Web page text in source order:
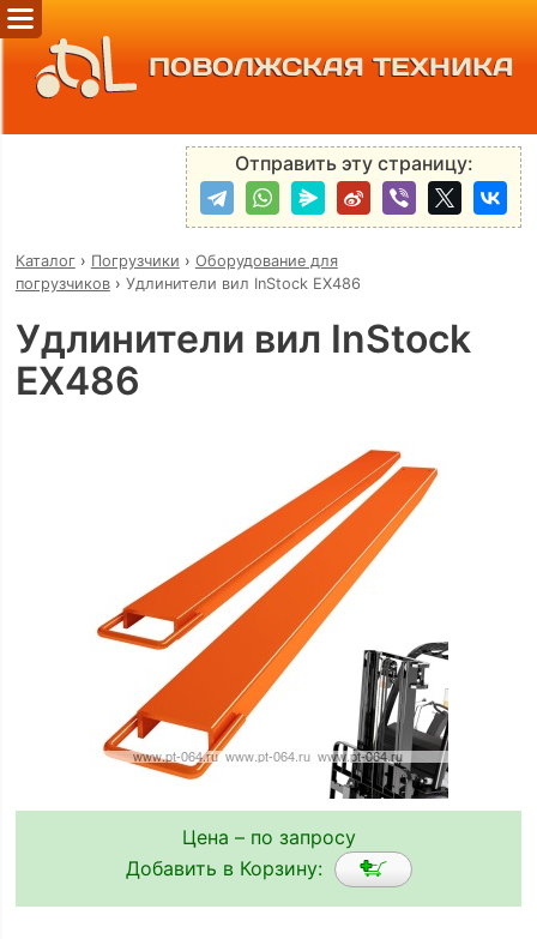
ПОВОЛЖСКАЯ ТЕХНИКА
Отправить эту страницу:
Каталог› Погрузчики › Оборудование для
погрузчиков› Удлинители вил InStock EX486
Удлинители вил InStock
EX486
Цена – по запросу
Добавить в Корзину: